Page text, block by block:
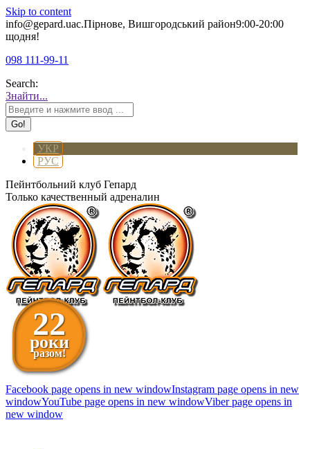
Skip to content
info@gepard.uaс.Пірнове, Вишгородський район9:00-20:00
щодня!
098 111-99-11
Search:
Знайти...
УКР
РУС
Пейнтбольний клуб Гепард
Только качественный адреналин
22
роки
разом!
Facebook page opens in new windowInstagram page opens in new
windowYouTube page opens in new windowViber page opens in
new window